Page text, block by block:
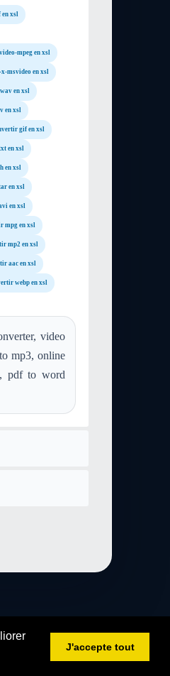
J'accepte tout
en xsl
mpeg en xsl
msvideo en xsl
en xsl
en xsl
gif en xsl
en xsl
en xsl
en xsl
en xsl
mpg en xsl
mp2 en xsl
aac en xsl
webp en xsl
video
mp3, online
pdf to word